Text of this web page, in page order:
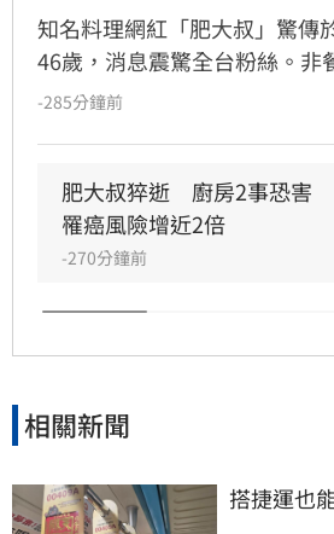
知名料理網紅「肥大叔」驚傳
46歲，消息震驚全台粉絲。非
他，憑藉親切教學與拚勁，將
陷，狀態顯得相當疲憊。肥
健康警訊，雖曾於2022年住
堅持返回工作崗位，直到最後
對於肥大叔的確切死因，家屬
明。
-285分鐘前
肥大叔猝逝　廚房2事恐害
罹癌風險增近2倍
-270分鐘前
相關新聞
搭捷運也